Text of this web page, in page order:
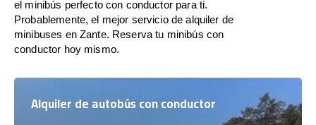
el minibús perfecto con conductor para ti.
Probablemente, el mejor servicio de alquiler de
minibuses en Zante. Reserva tu minibús con
conductor hoy mismo.
Alquiler de autobús con conductor